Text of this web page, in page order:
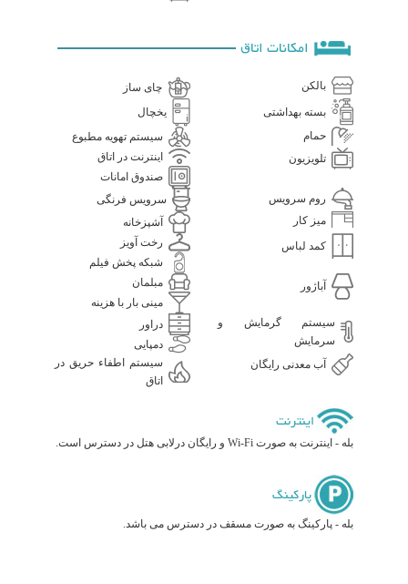
امکانات اتاق
بالکن
چای ساز
بسته بهداشتی
یخچال
حمام
سیستم تهویه مطبوع
تلویزیون
اینترنت در اتاق
صندوق امانات
روم سرویس
سرویس فرنگی
میز کار
آشپزخانه
کمد لباس
رخت آویز
شبکه پخش فیلم
آباژور
مبلمان
مینی بار با هزینه
سیستم گرمایش و
سرمایش
دراور
دمپایی
آب معدنی رایگان
سیستم اطفاء حریق در
اتاق
اینترنت
بله - اینترنت به صورت Wi-Fi و رایگان درلابی هتل در دسترس است.
پارکینگ
بله - پارکینگ به صورت مسقف در دسترس می باشد.